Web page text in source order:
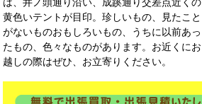
黄色いテントが目印。珍しいもの、見たこと
がないものおもしろいもの、うちに以前あっ
たもの、色々なものがあります。お近くにお
越しの際はぜひ、お立寄りください。